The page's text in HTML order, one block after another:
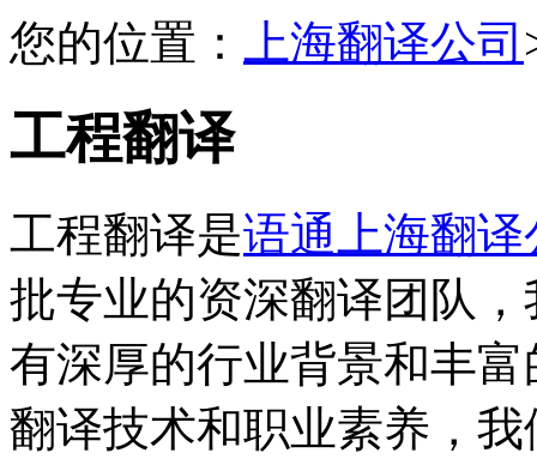
您的位置： 上海翻译公司
工程翻译
工程翻译是语通上海翻译
批专业的资深翻译团队
有深厚的行业背景和丰
翻译技术和职业素养，